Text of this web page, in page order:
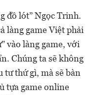
đồ lót” Ngọc Trinh.
làng game Việt phải
vào làng game, với
Chúng ta sẽ không
tư thứ gì, mà sẽ bàn
tựa game online